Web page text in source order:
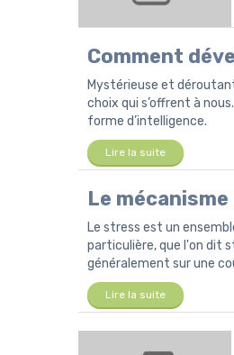
Comment
Mystérieuse et
choix qui s’offrent à
forme d’intelligence.
Lire la suite
Le
Le stress est un
particulière, que l'on dit
généralement sur une
Lire la suite